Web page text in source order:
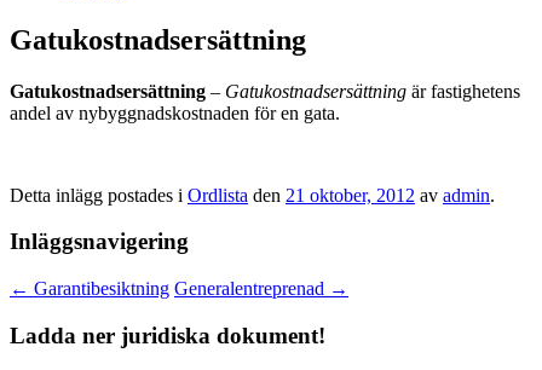
Gatukostnadsersättning
Gatukostnadsersättning – Gatukostnadsersättning är fastighetens
andel av nybyggnadskostnaden för en gata.
Detta inlägg postades i Ordlista den 21 oktober, 2012 av admin.
Inläggsnavigering
← Garantibesiktning Generalentreprenad →
Ladda ner juridiska dokument!